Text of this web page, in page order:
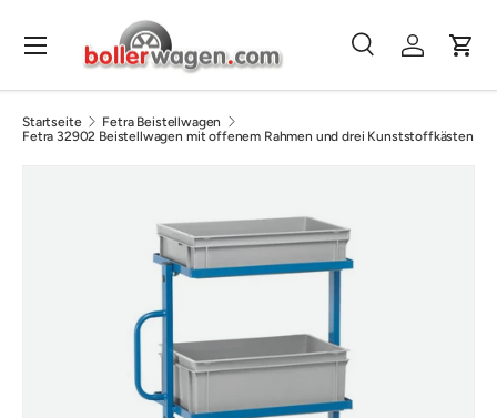
Direkt zum Inhalt
Suchen
SucheEinloggen
Menü
Startseite
Fetra Beistellwagen
Fetra 32902 Beistellwagen mit offenem Rahmen und drei Kunststoffkästen